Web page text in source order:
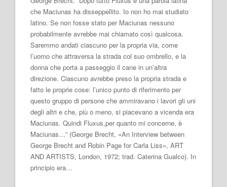
che Maciunas ha disseppellito. Io non ho mai studiato
latino. Se non fosse stato per Maciunas nessuno
probabilmente avrebbe mai chiamato così qualcosa.
Saremmo andati ciascuno per la propria via, come
l’uomo che attraversa la strada col suo ombrello, e la
donna che porta a passeggio il cane in un’altra
direzione. Ciascuno avrebbe preso la propria strada e
fatto le proprie cose: l’unico punto di riferimento per
questo gruppo di persone che ammiravano i lavori gli uni
degli altri e che, più o meno, si piacevano a vicenda era
Maciunas. Quindi Fluxus,per quanto mi concerne, è
Maciunas…” (George Brecht, «An Interview between
George Brecht and Robin Page for Carla Liss», ART
AND ARTISTS, London, 1972; trad. Caterina Gualco). In
principio era…